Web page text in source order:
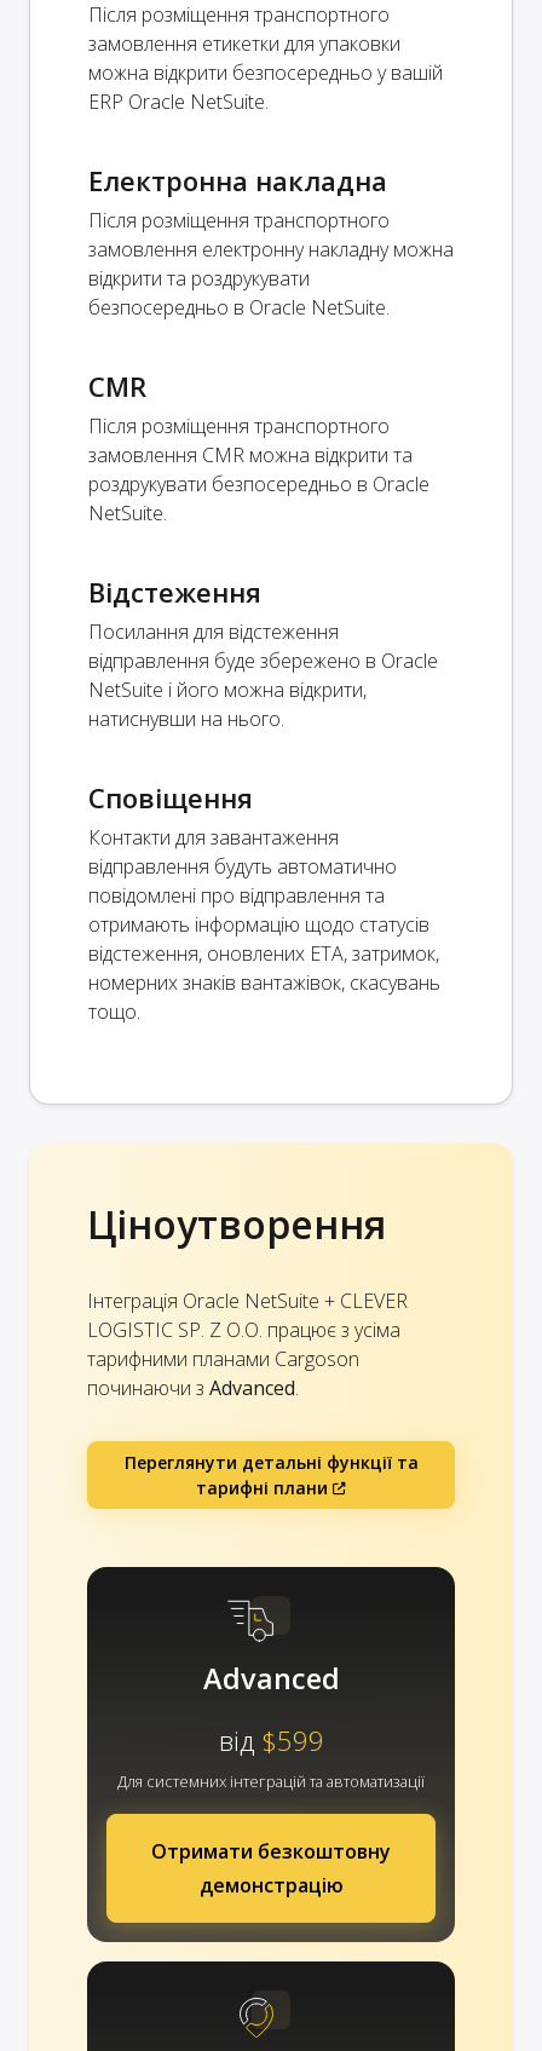
Після розміщення транспортного
замовлення етикетки для упаковки
можна відкрити безпосередньо у вашій
ERP Oracle NetSuite.
Електронна накладна
Після розміщення транспортного
замовлення електронну накладну можна
відкрити та роздрукувати
безпосередньо в Oracle NetSuite.
CMR
Після розміщення транспортного
замовлення CMR можна відкрити та
роздрукувати безпосередньо в Oracle
NetSuite.
Відстеження
Посилання для відстеження
відправлення буде збережено в Oracle
NetSuite і його можна відкрити,
натиснувши на нього.
Сповіщення
Контакти для завантаження
відправлення будуть автоматично
повідомлені про відправлення та
отримають інформацію щодо статусів
відстеження, оновлених ETA, затримок,
номерних знаків вантажівок, скасувань
тощо.
Ціноутворення
Інтеграція Oracle NetSuite + CLEVER
LOGISTIC SP. Z O.O. працює з усіма
тарифними планами Cargoson
починаючи з Advanced.
Переглянути детальні функції та
тарифні плани
Advanced
від $599
Для системних інтеграцій та автоматизації
Отримати безкоштовну
демонстрацію